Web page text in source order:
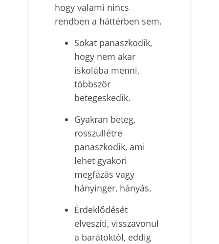
hogy valami nincs
rendben a háttérben sem.
Sokat panaszkodik,
hogy nem akar
iskolába menni,
többször
betegeskedik.
Gyakran beteg,
rosszullétre
panaszkodik, ami
lehet gyakori
megfázás vagy
hányinger, hányás.
Érdeklődését
elveszíti, visszavonul
a barátoktól, eddig